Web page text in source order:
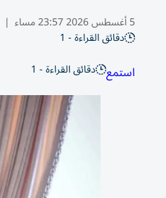
5 أغسطس 2026 23:57 مساء |
دقائق القراءة - 1
استمع دقائق القراءة - 1